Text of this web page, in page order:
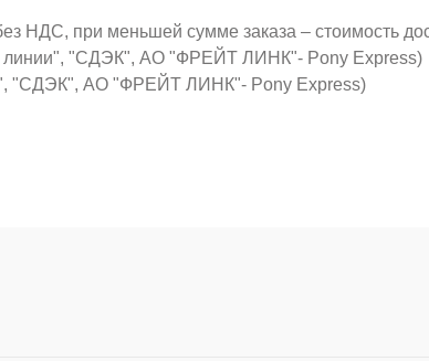
НДС, при меньшей сумме заказа – стоимость
линии", "СДЭК", АО "ФРЕЙТ ЛИНК"- Pony Express)
"СДЭК", АО "ФРЕЙТ ЛИНК"- Pony Express)